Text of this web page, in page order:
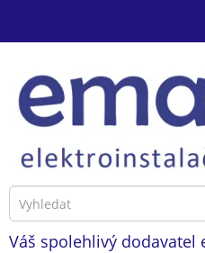
Váš spolehlivý dodavatel